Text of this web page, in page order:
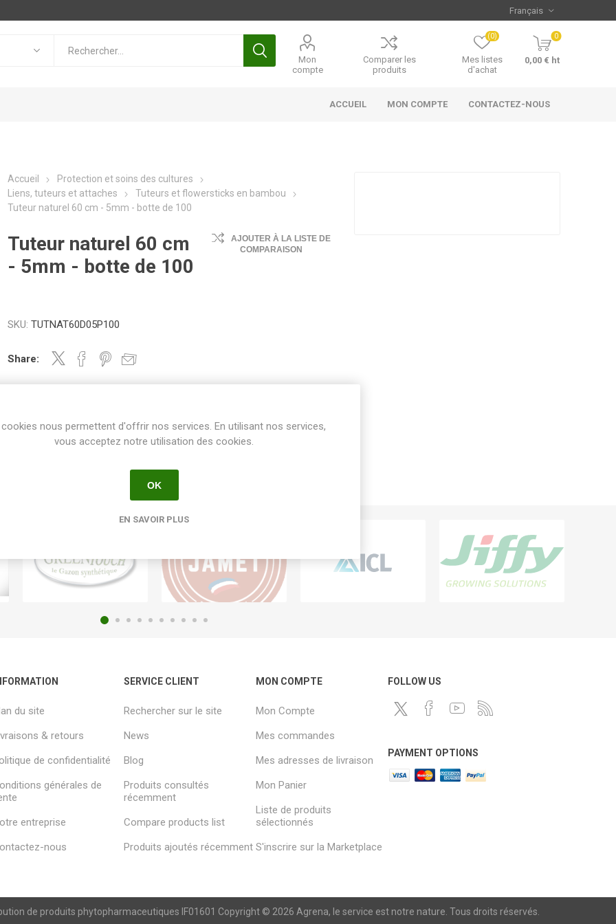
Mon
compte
Comparer les
produits
Mes listes
d'achat
(0) 0
0,00 € ht
ACCUEIL MON COMPTE CONTACTEZ-NOUS
Accueil
Protection et soins des cultures
Liens, tuteurs et attaches
Tuteurs et flowersticks en bambou
Tuteur naturel 60 cm - 5mm - botte de 100
Tuteur naturel 60 cm
- 5mm - botte de 100
AJOUTER À LA LISTE DE
COMPARAISON
SKU: TUTNAT60D05P100
Share:
du site
& retours
de confidentialité
générales de
entreprise
nous
SERVICE CLIENT
Rechercher sur le site
News
Blog
Produits consultés
récemment
Compare products list
Produits ajoutés récemment
MON COMPTE
Mon Compte
Mes commandes
Mes adresses de livraison
Mon Panier
Liste de produits
sélectionnés
S'inscrire sur la Marketplace
FOLLOW US
PAYMENT OPTIONS
de produits phytopharmaceutiques IF01601 Copyright © 2026 Agrena, le service est notre nature. Tous droits réservés.
nous permettent d'offrir nos services. En utilisant nos services,
vous acceptez notre utilisation des cookies.
OK
EN SAVOIR PLUS